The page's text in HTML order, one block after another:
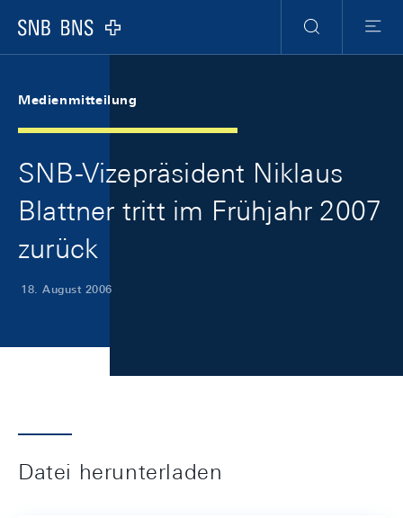
Logo
Suche
Menu
Medienmitteilung
SNB-Vizepräsident Niklaus
Blattner tritt im Frühjahr 2007
zurück
18. August 2006
Datei herunterladen